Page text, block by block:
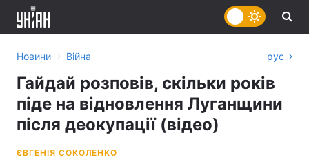
Новини › Війна рус
Гайдай розповів, скільки років
піде на відновлення Луганщини
після деокупації (відео)
ЄВГЕНІЯ СОКОЛЕНКО